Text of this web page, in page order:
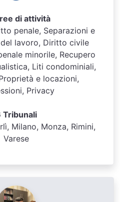
di attività
penale, Separazioni e
lavoro, Diritto civile
minorile, Recupero
Liti condominiali,
e locazioni,
Privacy
Tribunali
Milano, Monza, Rimini,
Varese